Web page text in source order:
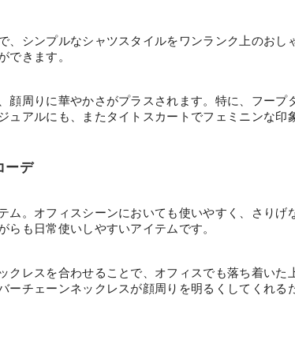
シンプルなシャツスタイルをワンランク上のお
できます。
周りに華やかさがプラスされます。特に、フー
アルにも、またタイトスカートでフェミニンな
ーデ
。オフィスシーンにおいても使いやすく、さり
も日常使いしやすいアイテムです。
レスを合わせることで、オフィスでも落ち着い
チェーンネックレスが顔周りを明るくしてくれ